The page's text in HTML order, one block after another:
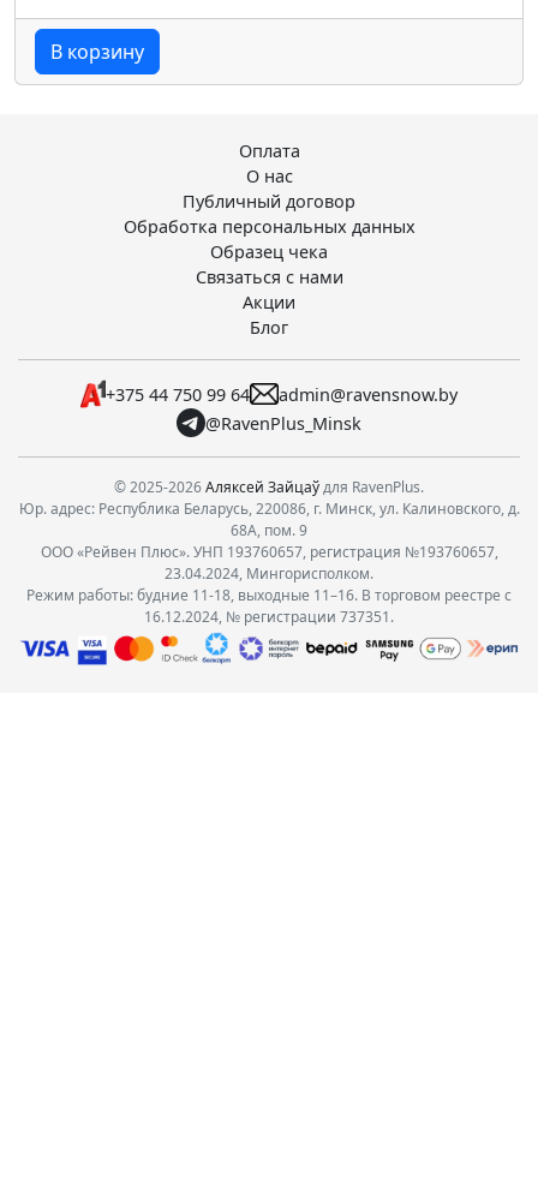
В корзину
Оплата
О нас
Публичный договор
Обработка персональных данных
Образец чека
Связаться с нами
Акции
Блог
+375 44 750 99 64
admin@ravensnow.by
@RavenPlus_Minsk
© 2025-2026Аляксей Зайцаўдля RavenPlus.
Юр. адрес: Республика Беларусь, 220086, г. Минск, ул. Калиновского, д.
68А, пом. 9
ООО «Рейвен Плюс». УНП 193760657, регистрация №193760657,
23.04.2024, Мингорисполком.
Режим работы: будние 11-18, выходные 11–16. В торговом реестре с
16.12.2024, № регистрации 737351.